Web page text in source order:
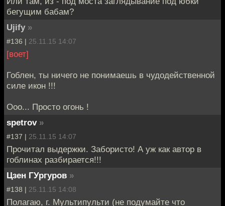
бегущим бабам?
Ujify »
#136 | 25.11.15 14:07
[воет]
Гоблен, ты ничего не понимаешь в чудодейственной
силе икон !!!
Ооо... Просто огонь !
spetrov »
#137 | 25.11.15 14:07
Прочитал выдержки. Забористо! А уж как автор в
гоблинах разбирается!!!
Цзен ГУргуров »
#138 | 25.11.15 14:08
Полагаю, г. Мультипульти (не подумайте что